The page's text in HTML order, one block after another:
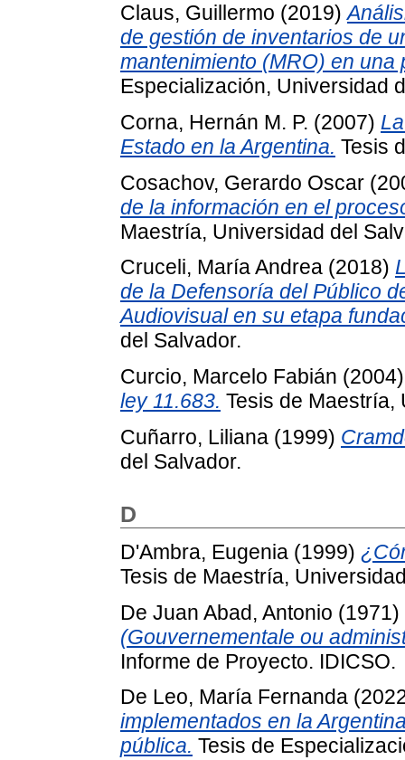
Claus, Guillermo (2019)
de gestión de inventarios de
mantenimiento (MRO) en
Especialización, Universidad
Corna, Hernán M. P. (2007)
Estado en la Argentina. Tesis
Cosachov, Gerardo Oscar
de la información en el
Maestría, Universidad del
Cruceli, María Andrea (2018)
de la Defensoría del Público
Audiovisual en su etapa
del Salvador.
Curcio, Marcelo Fabián
ley 11.683. Tesis de Maestría,
Cuñarro, Liliana (1999)
del Salvador.
D
D'Ambra, Eugenia (1999)
Tesis de Maestría,
De Juan Abad, Antonio (1971)
(Gouvernementale ou
Informe de Proyecto. IDICSO.
De Leo, María Fernanda
implementados en la
pública. Tesis de